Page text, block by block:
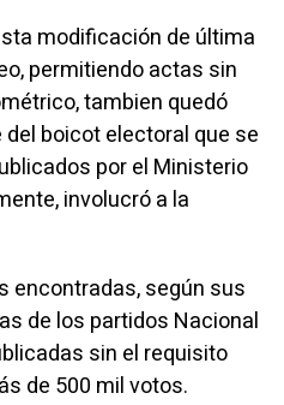
modificación de última
permitiendo actas sin
tambien quedó
boicot electoral que se
por el Ministerio
involucró a la
encontradas, según sus
de los partidos Nacional
sin el requisito
de 500 mil votos.